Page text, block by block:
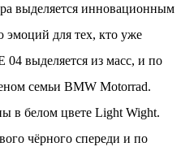
выделяется инновационным
эмоций для тех, кто уже
04 выделяется из масс, и по
семьи BMW Motorrad.
в белом цвете Light Wight.
чёрного спереди и по